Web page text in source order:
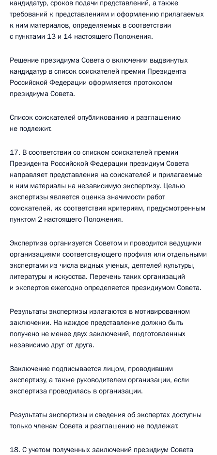
кандидатур, сроков подачи представлений, а также
требований к представлениям и оформлению прилагаемых
к ним материалов, определяемых в соответствии
с пунктами 13 и 14 настоящего Положения.
Решение президиума Совета о включении выдвинутых
кандидатур в список соискателей премии Президента
Российской Федерации оформляется протоколом
президиума Совета.
Список соискателей опубликованию и разглашению
не подлежит.
17. В соответствии со списком соискателей премии
Президента Российской Федерации президиум Совета
направляет представления на соискателей и прилагаемые
к ним материалы на независимую экспертизу. Целью
экспертизы является оценка значимости работ
соискателей, их соответствия критериям, предусмотренным
пунктом 2 настоящего Положения.
Экспертиза организуется Советом и проводится ведущими
организациями соответствующего профиля или отдельными
экспертами из числа видных ученых, деятелей культуры,
литературы и искусства. Перечень таких организаций
и экспертов ежегодно определяется президиумом Совета.
Результаты экспертизы излагаются в мотивированном
заключении. На каждое представление должно быть
получено не менее двух заключений, подготовленных
независимо друг от друга.
Заключение подписывается лицом, проводившим
экспертизу, а также руководителем организации, если
экспертиза проводилась в организации.
Результаты экспертизы и сведения об экспертах доступны
только членам Совета и разглашению не подлежат.
18. С учетом полученных заключений президиум Совета